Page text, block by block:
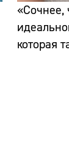
«Сочнее,
которая